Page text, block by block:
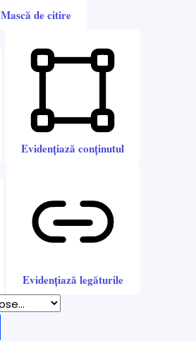
Mască de citire
Evidențiază conținutul
Evidențiază legăturile